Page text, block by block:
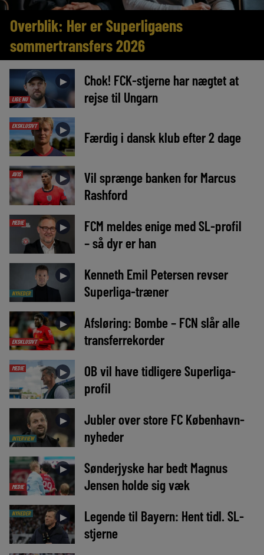
Overblik: Her er Superligaens
sommertransfers 2026
LIGE NU
►
Chok! FCK-stjerne har nægtet at
rejse til Ungarn
EKSKLUSIVT ► Færdig i dansk klub efter 2 dage
AVIS ►
Vil sprænge banken for Marcus
Rashford
MEDIE ►
FCM meldes enige med SL-profil
– så dyr er han
NYHEDER
►
Kenneth Emil Petersen revser
Superliga-træner
EKSKLUSIVT
►
Afsløring: Bombe – FCN slår alle
transferrekorder
MEDIE ►
OB vil have tidligere Superliga-
profil
INTERVIEW
►
Jubler over store FC København-
nyheder
MEDIE
►
Sønderjyske har bedt Magnus
Jensen holde sig væk
NYHEDER ►
Legende til Bayern: Hent tidl. SL-
stjerne